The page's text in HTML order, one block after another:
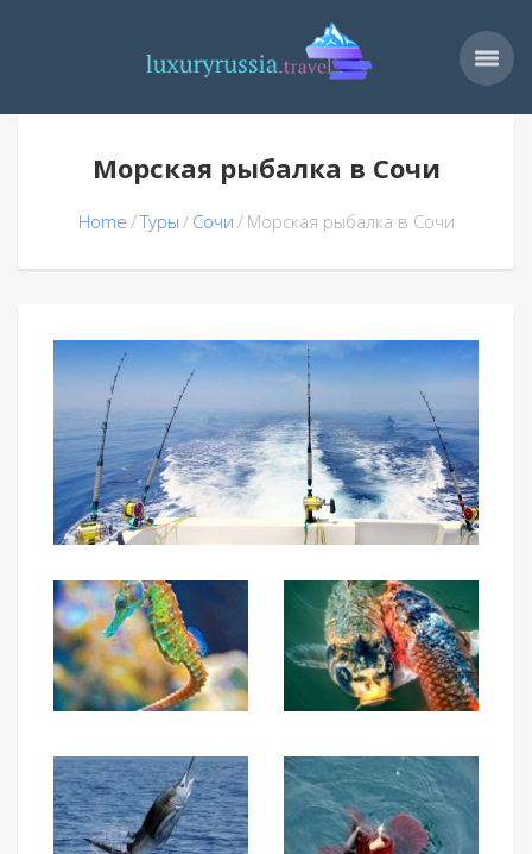
Морская рыбалка в Сочи
Home Туры Сочи Морская рыбалка в Сочи